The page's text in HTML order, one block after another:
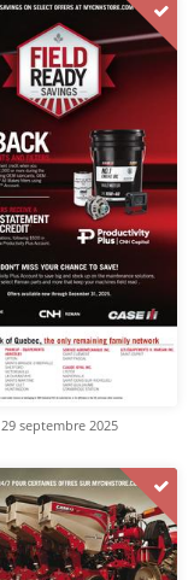
29 septembre 2025